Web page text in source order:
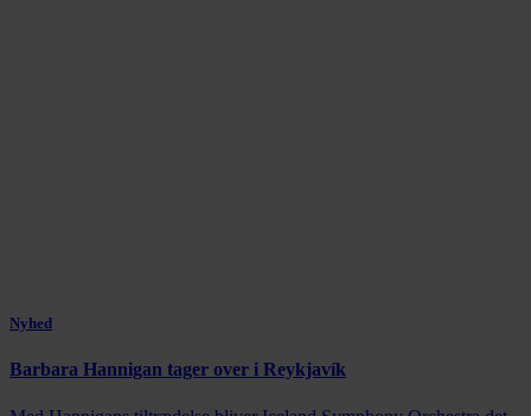
Nyhed
Barbara Hannigan tager over i Reykjavík